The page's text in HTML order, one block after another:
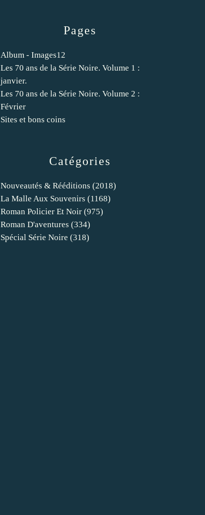
Catégories
Nouveautés & Rééditions (2018)
La Malle Aux Souvenirs (1168)
Roman Policier Et Noir (975)
Roman D'aventures (334)
Spécial Série Noire (318)
Pages
Album - Images12
Les 70 ans de la Série Noire. Volume 1 :
janvier.
Les 70 ans de la Série Noire. Volume 2 :
Février
Sites et bons coins